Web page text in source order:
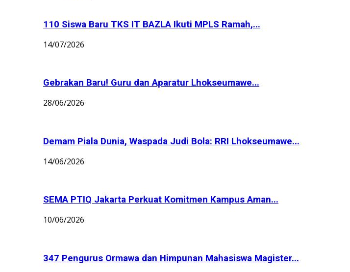
110 Siswa Baru TKS IT BAZLA Ikuti MPLS Ramah,...
14/07/2026
Gebrakan Baru! Guru dan Aparatur Lhokseumawe...
28/06/2026
Demam Piala Dunia, Waspada Judi Bola: RRI Lhokseumawe...
14/06/2026
SEMA PTIQ Jakarta Perkuat Komitmen Kampus Aman...
10/06/2026
347 Pengurus Ormawa dan Himpunan Mahasiswa Magister...